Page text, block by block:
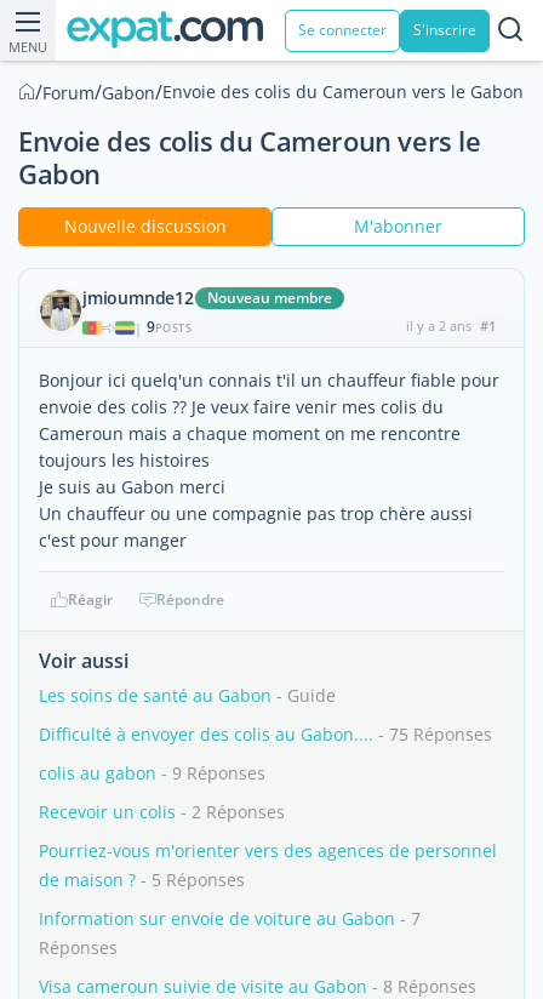
MENU
Se connecter S'inscrire
/Forum/Gabon/Envoie des colis du Cameroun vers le Gabon
Envoie des colis du Cameroun vers le
Gabon
Nouvelle discussion M'abonner
jmioumnde12 Nouveau membre
| 9POSTS il y a 2 ans #1
Bonjour ici quelq'un connais t'il un chauffeur fiable pour
envoie des colis ?? Je veux faire venir mes colis du
Cameroun mais a chaque moment on me rencontre
toujours les histoires
Je suis au Gabon merci
Un chauffeur ou une compagnie pas trop chère aussi
c'est pour manger
Réagir Répondre
Voir aussi
Les soins de santé au Gabon - Guide
Difficulté à envoyer des colis au Gabon.... - 75 Réponses
colis au gabon - 9 Réponses
Recevoir un colis - 2 Réponses
Pourriez-vous m'orienter vers des agences de personnel
de maison ? - 5 Réponses
Information sur envoie de voiture au Gabon - 7
Réponses
Visa cameroun suivie de visite au Gabon - 8 Réponses